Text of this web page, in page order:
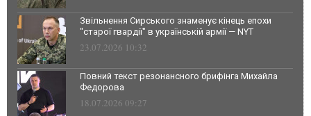
Звільнення Сирського знаменує кінець епохи
"старої гвардії" в українській армії — NYT
23.07.2026 10:32
Повний текст резонансного брифінга Михайла
Федорова
18.07.2026 09:27